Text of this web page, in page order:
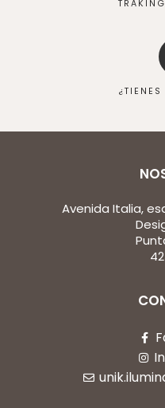
¿TIENES
Avenida Italia,